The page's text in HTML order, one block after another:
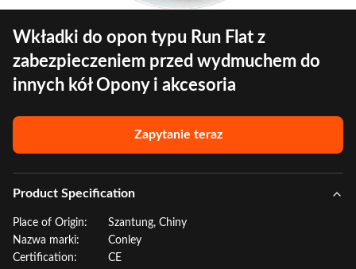
Wkładki do opon typu Run Flat z
zabezpieczeniem przed wydmuchem do
innych kół Opony i akcesoria
Zapytanie teraz
Product Specification
Place of Origin:
Szantung, Chiny
Nazwa marki:
Conley
Certification:
CE